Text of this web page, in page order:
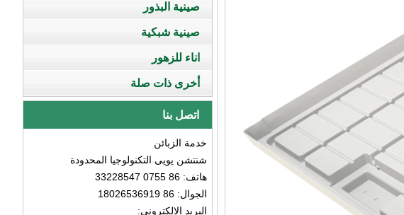
صينية البذور
صينية شبكية
اناء للزهور
أخرى ذات صلة
اتصل بنا
خدمة الزبائن
شنتشن يويى التكنولوجيا المحدودة
هاتف: 86 0755 33228547
الجوال: 86 18026536919
البريد الإلكتروني: